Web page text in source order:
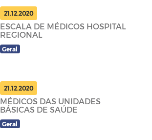
21.12.2020
ESCALA DE MÉDICOS HOSPITAL
REGIONAL
Geral
21.12.2020
MÉDICOS DAS UNIDADES
BÁSICAS DE SAÚDE
Geral